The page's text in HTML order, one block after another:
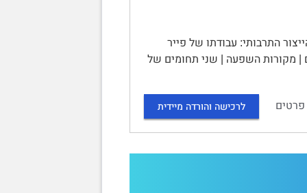
פרק 6: הון תרבותי ושדה הייצור התרבותי: עבודתו של פייר
| מקורות השפעה | שני תחומים של
פרטים לרכישה והורדה מיידית